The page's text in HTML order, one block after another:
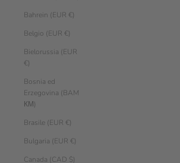
Bahrein (EUR €)
Belgio (EUR €)
Bielorussia (EUR
€)
Bosnia ed
Erzegovina (BAM
КМ)
Brasile (EUR €)
Bulgaria (EUR €)
Canada (CAD $)